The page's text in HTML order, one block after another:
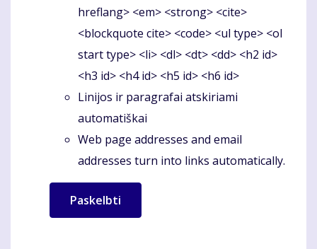
hreflang> <em> <strong> <cite>
<blockquote cite> <code> <ul type> <ol
start type> <li> <dl> <dt> <dd> <h2 id>
<h3 id> <h4 id> <h5 id> <h6 id>
Linijos ir paragrafai atskiriami
automatiškai
Web page addresses and email
addresses turn into links automatically.